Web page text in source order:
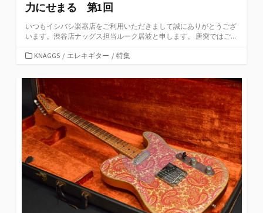
力にせまる 第1回
いつもイシバシ楽器店をご利用いただきまして誠にありがとうござ
います。渋谷店ナッグス担当ルーク居波と申します。 唐突ではご...
カ
ゴ
リ
ー
KNAGGS / エレキギター / 特集